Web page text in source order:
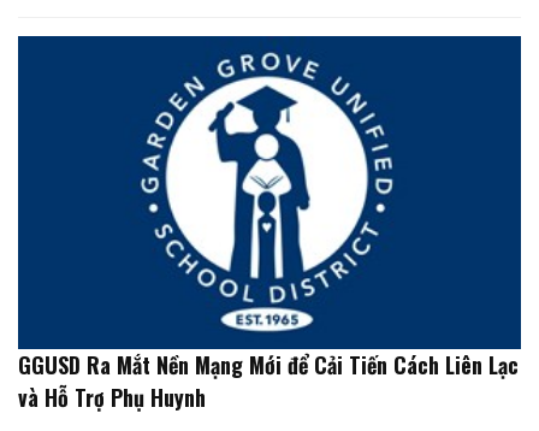
GGUSD Ra Mắt Nền Mạng Mới để Cải Tiến Cách Liên Lạc
và Hỗ Trợ Phụ Huynh